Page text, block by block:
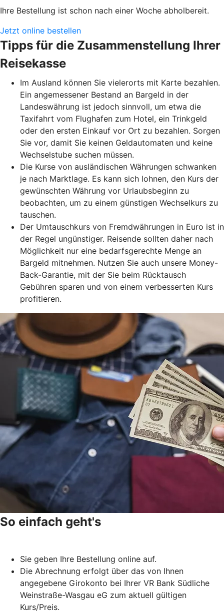
Ihre Bestellung ist schon nach einer Woche abholbereit.
Jetzt online bestellen
Tipps für die Zusammenstellung Ihrer
Reisekasse
Im Ausland können Sie vielerorts mit Karte bezahlen.
Ein angemessener Bestand an Bargeld in der
Landeswährung ist jedoch sinnvoll, um etwa die
Taxifahrt vom Flughafen zum Hotel, ein Trinkgeld
oder den ersten Einkauf vor Ort zu bezahlen. Sorgen
Sie vor, damit Sie keinen Geldautomaten und keine
Wechselstube suchen müssen.
Die Kurse von ausländischen Währungen schwanken
je nach Marktlage. Es kann sich lohnen, den Kurs der
gewünschten Währung vor Urlaubsbeginn zu
beobachten, um zu einem günstigen Wechselkurs zu
tauschen.
Der Umtauschkurs von Fremdwährungen in Euro ist in
der Regel ungünstiger. Reisende sollten daher nach
Möglichkeit nur eine bedarfsgerechte Menge an
Bargeld mitnehmen. Nutzen Sie auch unsere Money-
Back-Garantie, mit der Sie beim Rücktausch
Gebühren sparen und von einem verbesserten Kurs
profitieren.
So einfach geht's
Sie geben Ihre Bestellung online auf.
Die Abrechnung erfolgt über das von Ihnen
angegebene Girokonto bei Ihrer VR Bank Südliche
Weinstraße-Wasgau eG zum aktuell gültigen
Kurs/Preis.